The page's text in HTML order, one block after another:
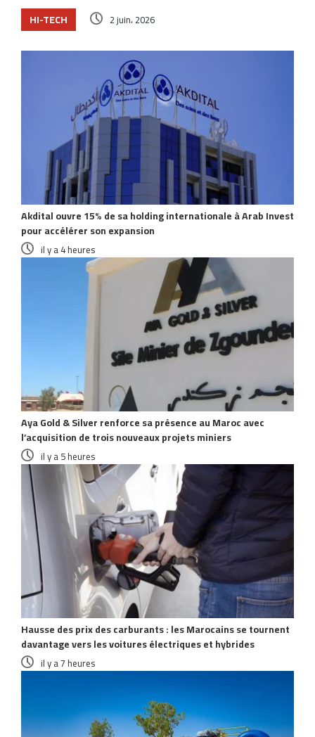
HI-TECH 2 juin، 2026
Articles similaires
Akdital ouvre 15% de sa holding internationale à Arab Invest
pour accélérer son expansion
il y a 4 heures
Aya Gold & Silver renforce sa présence au Maroc avec
l’acquisition de trois nouveaux projets miniers
il y a 5 heures
Hausse des prix des carburants : les Marocains se tournent
davantage vers les voitures électriques et hybrides
il y a 7 heures